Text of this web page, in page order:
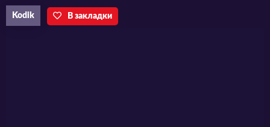
Но это ещё не всё. Здесь так же существуют
тайные силы и «бойцы», которые участвуют
Kodik В закладки